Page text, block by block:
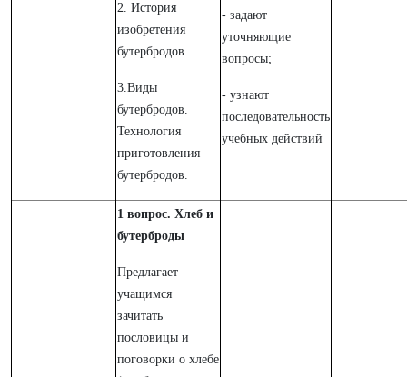
2. История
изобретения
бутербродов.
3.Виды
бутербродов.
Технология
приготовления
бутербродов.
- задают
уточняющие
вопросы;
- узнают
последовательность
учебных действий
1 вопрос. Хлеб и
бутерброды
Предлагает
учащимся
зачитать
пословицы и
поговорки о хлебе